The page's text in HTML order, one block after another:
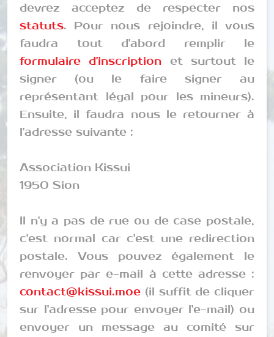
devrez acceptez de respecter nos
statuts. Pour nous rejoindre, il vous
faudra tout d'abord remplir le
formulaire d'inscription et surtout le
signer (ou le faire signer au
représentant légal pour les mineurs).
Ensuite, il faudra nous le retourner à
l'adresse suivante :
Association Kissui
1950 Sion
Il n'y a pas de rue ou de case postale,
c'est normal car c'est une redirection
postale. Vous pouvez également le
renvoyer par e-mail à cette adresse :
contact@kissui.moe (il suffit de cliquer
sur l'adresse pour envoyer l'e-mail) ou
envoyer un message au comité sur